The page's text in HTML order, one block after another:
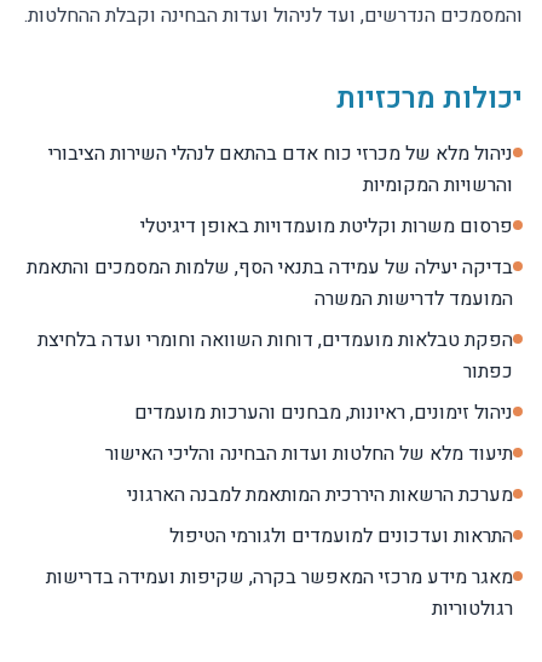
והמסמכים הנדרשים, ועד לניהול ועדות הבחינה וקבלת ההחלטות.
יכולות מרכזיות
ניהול מלא של מכרזי כוח אדם בהתאם לנהלי השירות הציבורי
והרשויות המקומיות
פרסום משרות וקליטת מועמדויות באופן דיגיטלי
בדיקה יעילה של עמידה בתנאי הסף, שלמות המסמכים והתאמת
המועמד לדרישות המשרה
הפקת טבלאות מועמדים, דוחות השוואה וחומרי ועדה בלחיצת
כפתור
ניהול זימונים, ראיונות, מבחנים והערכות מועמדים
תיעוד מלא של החלטות ועדות הבחינה והליכי האישור
מערכת הרשאות היררכית המותאמת למבנה הארגוני
התראות ועדכונים למועמדים ולגורמי הטיפול
מאגר מידע מרכזי המאפשר בקרה, שקיפות ועמידה בדרישות
רגולטוריות